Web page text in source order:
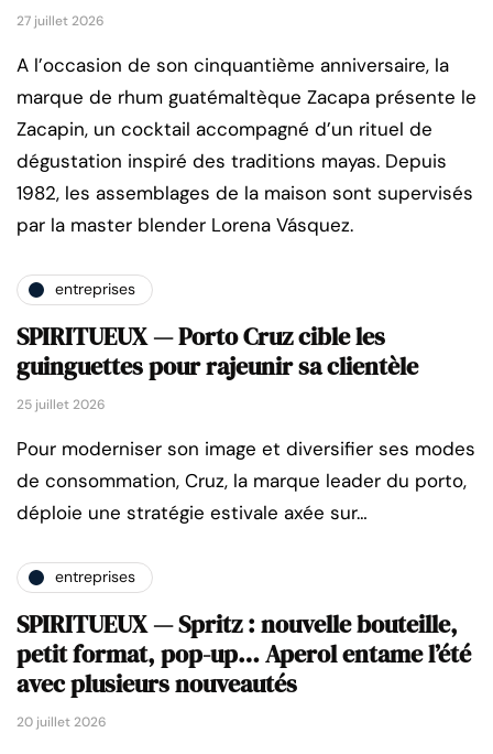
27 juillet 2026
A l’occasion de son cinquantième anniversaire, la
marque de rhum guatémaltèque Zacapa présente le
Zacapin, un cocktail accompagné d’un rituel de
dégustation inspiré des traditions mayas. Depuis
1982, les assemblages de la maison sont supervisés
par la master blender Lorena Vásquez.
entreprises
SPIRITUEUX — Porto Cruz cible les
guinguettes pour rajeunir sa clientèle
25 juillet 2026
Pour moderniser son image et diversifier ses modes
de consommation, Cruz, la marque leader du porto,
déploie une stratégie estivale axée sur…
entreprises
SPIRITUEUX — Spritz : nouvelle bouteille,
petit format, pop-up… Aperol entame l’été
avec plusieurs nouveautés
20 juillet 2026